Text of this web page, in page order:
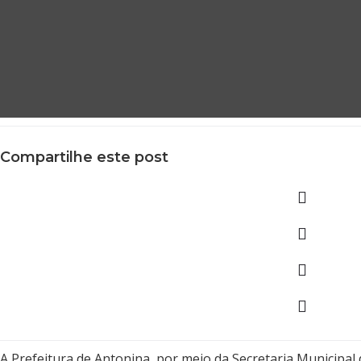
Compartilhe este post